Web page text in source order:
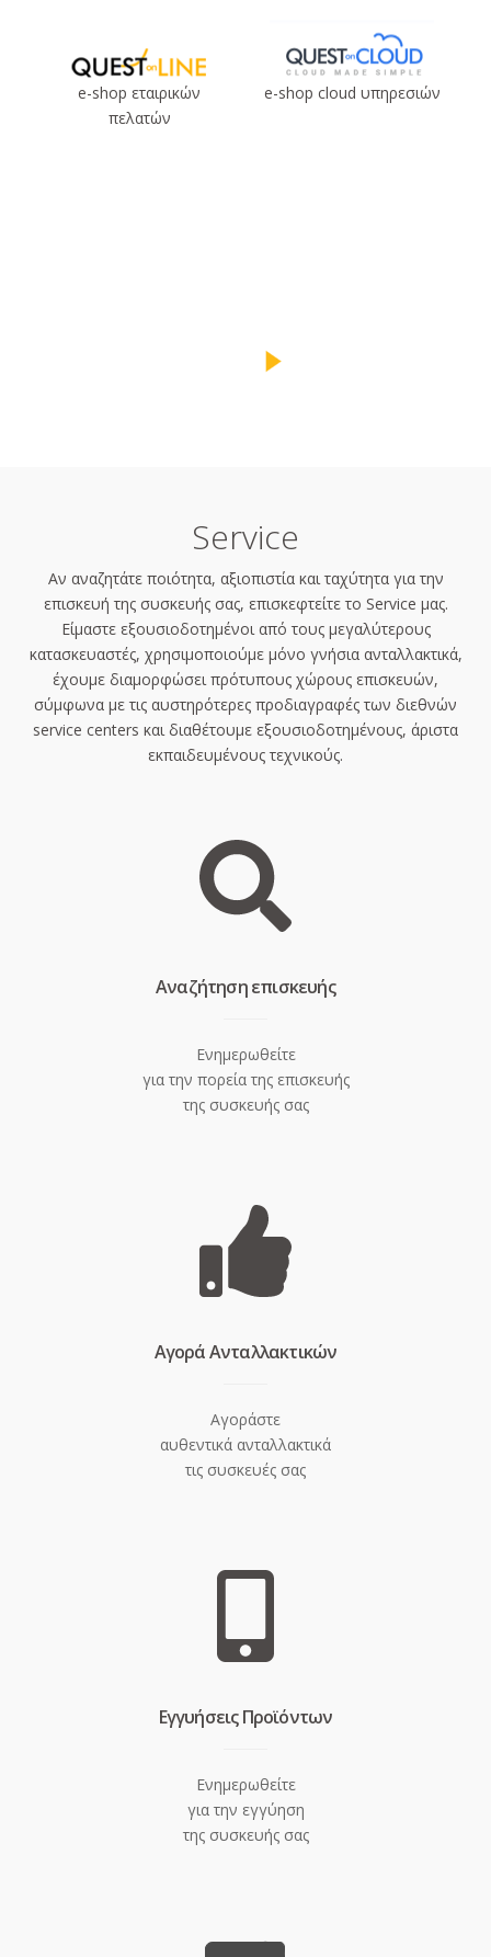
e-shop εταιρικών
πελατών
e-shop cloud υπηρεσιών
Service
Αν αναζητάτε ποιότητα, αξιοπιστία και ταχύτητα για την
επισκευή της συσκευής σας, επισκεφτείτε το Service μας.
Είμαστε εξουσιοδοτημένοι από τους μεγαλύτερους
κατασκευαστές, χρησιμοποιούμε μόνο γνήσια ανταλλακτικά,
έχουμε διαμορφώσει πρότυπους χώρους επισκευών,
σύμφωνα με τις αυστηρότερες προδιαγραφές των διεθνών
service centers και διαθέτουμε εξουσιοδοτημένους, άριστα
εκπαιδευμένους τεχνικούς.
Aναζήτηση επισκευής
Ενημερωθείτε
για την πορεία της επισκευής
της συσκευής σας
Aγορά Ανταλλακτικών
Αγοράστε
αυθεντικά ανταλλακτικά
τις συσκευές σας
Eγγυήσεις Προϊόντων
Ενημερωθείτε
για την εγγύηση
της συσκευής σας